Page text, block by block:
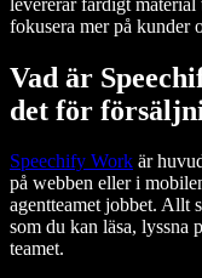
fokusera mer på kunder
Vad är
det för
Speechify Work är
på webben eller i
agentteamet jobbet. Allt
som du kan läsa, lyssna
teamet.